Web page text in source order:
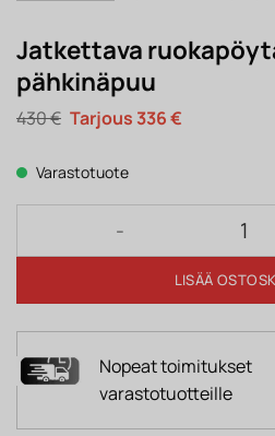
Jatkettava
pähkinäpuu
430€ Alkuperäinen
hinta
430 €.
336€Nykyinen
Varastotuote
Jatkettava ruokapöytä
LISÄÄ
Nopeat toimitukset
varastotuotteille